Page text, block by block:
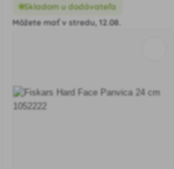
Skladom u dodávateľa
Môžete mať v stredu, 12.08.